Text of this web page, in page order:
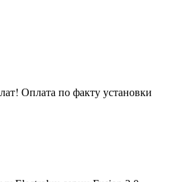
Оплата по факту установки